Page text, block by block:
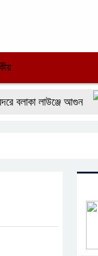
বলাকা লাউঞ্জে আগুন